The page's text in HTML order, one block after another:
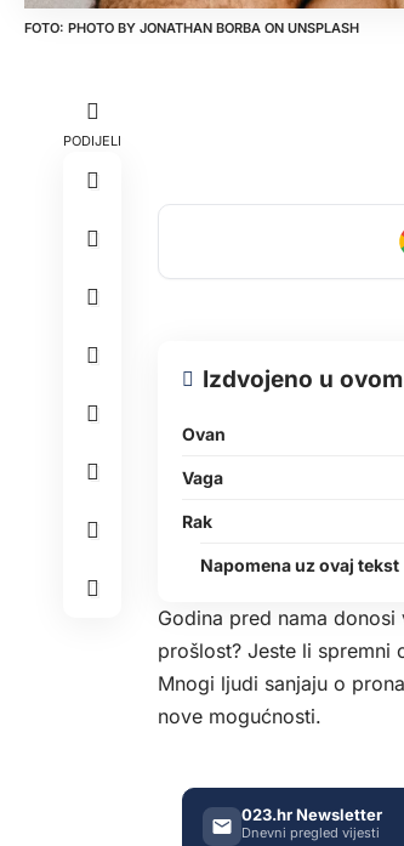
PHOTO BY JONATHAN BORBA ON UNSPLASH
PODIJELI
Izdvojeno u
Ovan
Vaga
Rak
Napomena uz ovaj tekst
Godina pred nama
prošlost? Jeste li
Mnogi ljudi sanjaju o
nove mogućnosti.
023.hr Newsletter
Dnevni pregled vijesti